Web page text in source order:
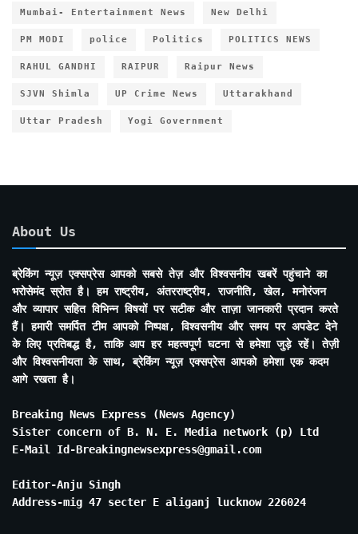
Mumbai- Entertainment News New Delhi
PM MODI police Politics POLITICS NEWS
RAHUL GANDHI RAIPUR Raipur News
SJVN Shimla UP Crime News Uttarakhand
Uttar Pradesh Yogi Government
About Us
ब्रेकिंग न्यूज़ एक्सप्रेस आपको सबसे तेज़ और विश्वसनीय खबरें पहुंचाने का
भरोसेमंद स्रोत है। हम राष्ट्रीय, अंतरराष्ट्रीय, राजनीति, खेल, मनोरंजन
और व्यापार सहित विभिन्न विषयों पर सटीक और ताज़ा जानकारी प्रदान करते
हैं। हमारी समर्पित टीम आपको निष्पक्ष, विश्वसनीय और समय पर अपडेट देने
के लिए प्रतिबद्ध है, ताकि आप हर महत्वपूर्ण घटना से हमेशा जुड़े रहें। तेज़ी
और विश्वसनीयता के साथ, ब्रेकिंग न्यूज़ एक्सप्रेस आपको हमेशा एक कदम
आगे रखता है।
Breaking News Express (News Agency)
Sister concern of B. N. E. Media network (p) Ltd
E-Mail Id-Breakingnewsexpress@gmail.com
Editor-Anju Singh
Address-mig 47 secter E aliganj lucknow 226024